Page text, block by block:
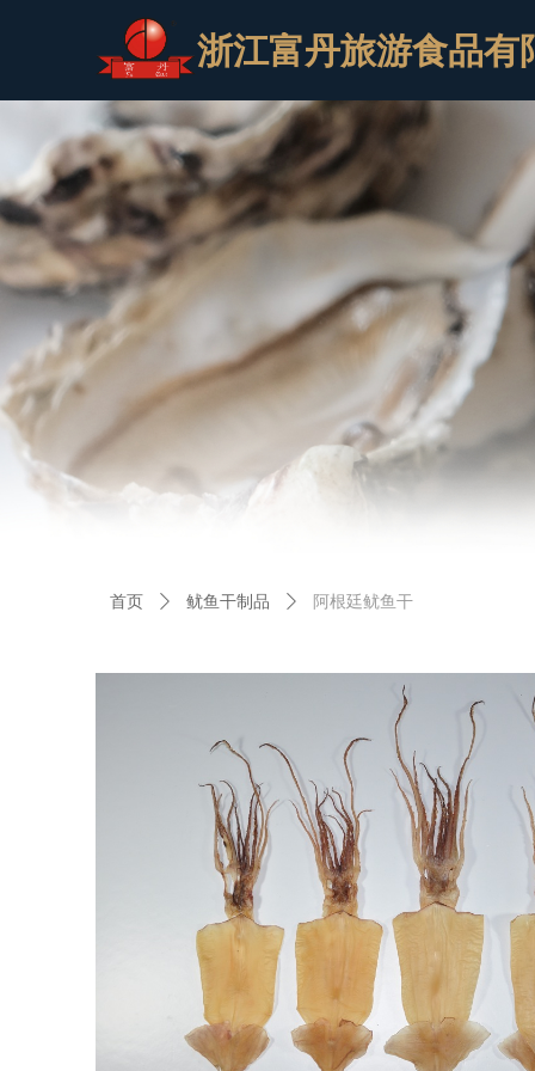
浙江富丹旅游食品有
首页 ꄲ 鱿鱼干制品 ꄲ 阿根廷鱿鱼干